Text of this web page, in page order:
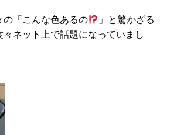
「こんな色あるの
」と驚かざる
ネット上で話題になっていまし